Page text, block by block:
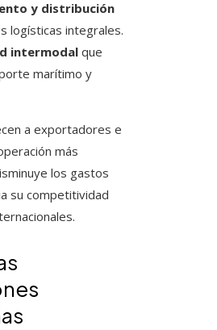
y distribución
logísticas integrales.
intermodal que
marítimo y
a exportadores e
más
los gastos
su competitividad